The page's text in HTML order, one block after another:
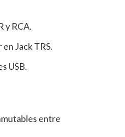
y RCA.
Jack TRS.
USB.
entre